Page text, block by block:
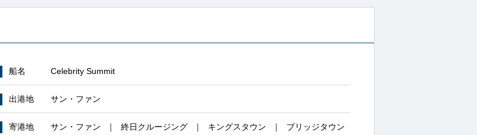
船名 Celebrity Summit
出港地 サン・ファン
寄港地 サン・ファン 終日クルージング キングスタウン
ブリッジタウン